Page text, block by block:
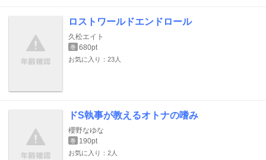
ロストワールドエンドロール
久松エイト
巻 680pt
お気に入り：23人
ドS執事が教えるオトナの嗜み
櫻野なゆな
巻 190pt
お気に入り：2人